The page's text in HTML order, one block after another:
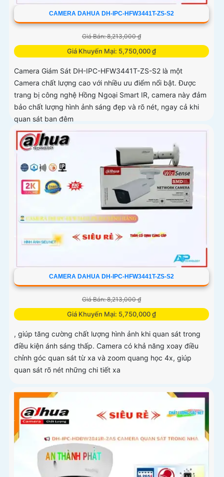
CAMERA DAHUA DH-IPC-HFW3441T-ZS-S2
Giá Bán: 8,213,000 ₫
Giá Khuyến Mại: 5,750,000 ₫
Camera Giám Sát DH-IPC-HFW3441T-ZS-S2 là một
Camera chất lượng cao với nhiều ưu điểm nổi bật. Được
trang bị công nghệ Hồng Ngoại Smart IR, camera này đảm
bảo chất lượng hình ảnh sáng đẹp và rõ nét, ngay cả khi
quan sát ban đêm
CAMERA DAHUA DH-IPC-HFW3441T-ZS-S2
Giá Bán: 8,213,000 ₫
Giá Khuyến Mại: 5,750,000 ₫
, giúp tăng cường chất lượng hình ảnh khi quan sát trong
điều kiện ánh sáng thấp. Camera có khả năng xoay điều
chỉnh góc quan sát từ xa và zoom quang học 4x, giúp
quan sát rõ nét những chi tiết xa